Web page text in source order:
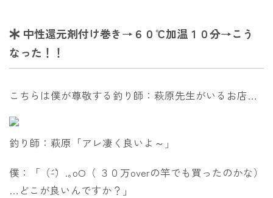
shop access
中性還元剤付け巻き→６０℃加温１０分→こう
なった！！
こちらは僕が尊敬する釣り師：萩原先生がいるお店…
釣り師：萩原「アレ凄く良いよ～」
僕：「（´-`）.｡oO（ ３０万overの竿でも買ったのかな）
…どこが良いんですか？」